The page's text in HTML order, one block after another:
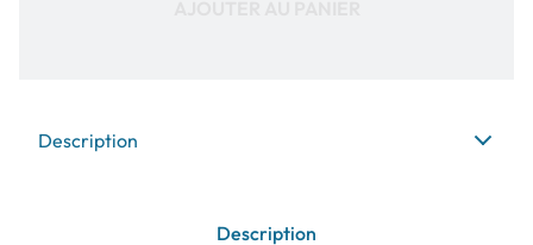
Description
Description